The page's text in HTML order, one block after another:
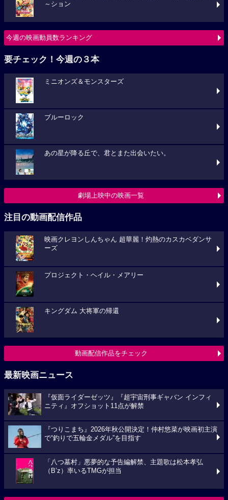
～ション
今週の映画動員数ランキング
要チェック！今週の３本
ミニオンズ＆モンスターズ
ブルーロック
あの星が降る丘で、君とまた出会いたい。
劇場上映中の映画一覧
注目の動画配信作品
映画クレヨンしんちゃん 超華麗！灼熱のカスカベダンサ
ーズ
プロジェクト・ヘイル・メアリー
キングダム 大将軍の帰還
動画配信作品をチェック
最新映画ニュース
『仮面ライダーゼッツ』『超宇宙刑事ギャバン インフィ
ニティ』オフショット11点が解禁
『つりこまち』2026年秋公開決定！仲村悠菜が映画初主演
で“釣りで五輪金メダル”を目指す
「八つ墓村」悪夢的な予告編解禁、主題歌は松本孝弘
（B’z）率いるTMGが担当